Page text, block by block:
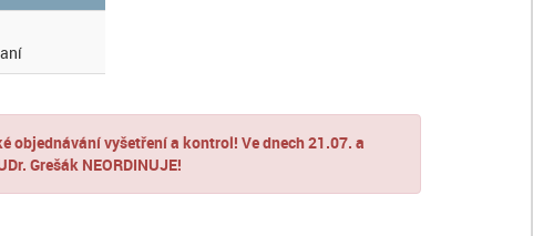
objednávání vyšetření a kontrol! Ve dnech 21.07. a
Grešák NEORDINUJE!